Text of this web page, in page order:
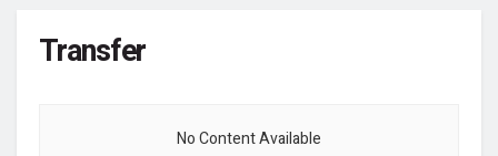
Transfer
No Content Available